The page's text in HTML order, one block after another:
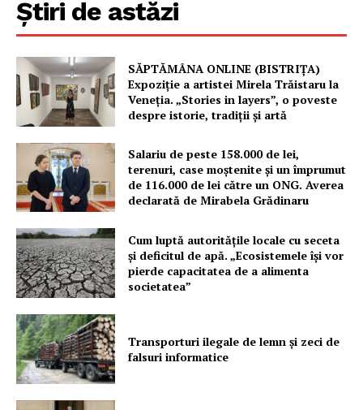
FREEDOM HOUSE ROMÂNIA
PRESShub
Despre noi / Echipa
Proiecte editoriale
Rețea
Contact
Știri de astăzi
SĂPTĂMÂNA ONLINE (BISTRIȚA)
Expoziție a artistei Mirela Trăistaru la
Veneția. „Stories in layers”, o poveste
despre istorie, tradiții și artă
Salariu de peste 158.000 de lei,
terenuri, case moștenite și un împrumut
de 116.000 de lei către un ONG. Averea
declarată de Mirabela Grădinaru
Cum luptă autoritățile locale cu seceta
și deficitul de apă. „Ecosistemele își vor
pierde capacitatea de a alimenta
societatea”
Transporturi ilegale de lemn și zeci de
falsuri informatice